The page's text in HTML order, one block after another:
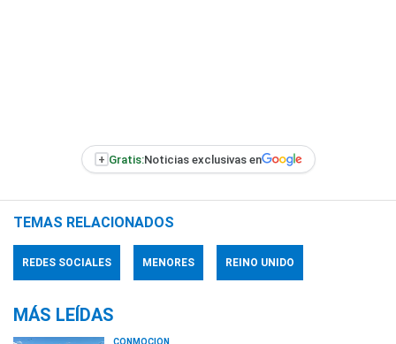
+ Gratis:Noticias exclusivas en
TEMAS RELACIONADOS
REDES SOCIALES MENORES REINO UNIDO
MÁS LEÍDAS
CONMOCIÓN